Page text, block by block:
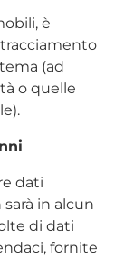
è
(ad
o quelle
dati
sarà in alcun
di dati
fornite